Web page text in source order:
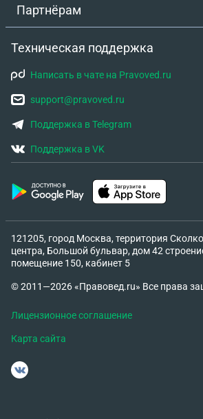
Партнёрам
Техническая поддержка
Написать в чате на Pravoved.ru
support@pravoved.ru
Поддержка в Telegram
Поддержка в VK
121205, город Москва, территория
центра, Большой бульвар, дом 42
помещение 150, кабинет 5
© 2011—2026 «Правовед.ru» Все права
Лицензионное соглашение
Карта сайта